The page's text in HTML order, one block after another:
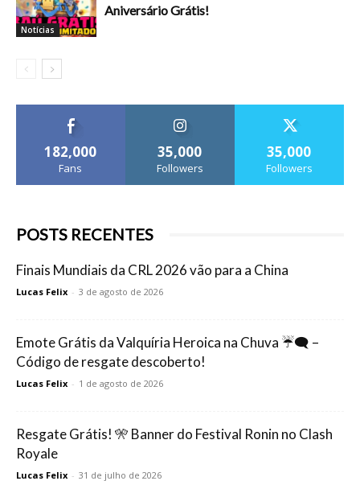
Notícias
Aniversário Grátis!
182,000
Fans
35,000
Followers
35,000
Followers
POSTS RECENTES
Finais Mundiais da CRL 2026 vão para a China
Lucas Felix - 3 de agosto de 2026
Emote Grátis da Valquíria Heroica na Chuva ☔🗨️ –
Código de resgate descoberto!
Lucas Felix - 1 de agosto de 2026
Resgate Grátis! 🎌 Banner do Festival Ronin no Clash
Royale
Lucas Felix - 31 de julho de 2026